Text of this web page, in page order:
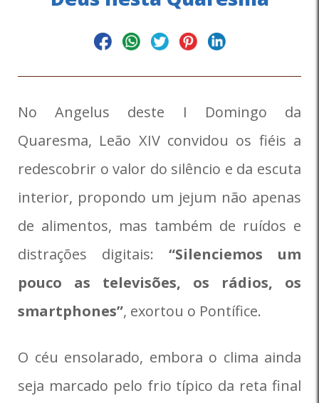
No Angelus deste I Domingo da
Quaresma, Leão XIV convidou os fiéis a
redescobrir o valor do silêncio e da escuta
interior, propondo um jejum não apenas
de alimentos, mas também de ruídos e
distrações digitais: “Silenciemos um
pouco as televisões, os rádios, os
smartphones”, exortou o Pontífice.
O céu ensolarado, embora o clima ainda
seja marcado pelo frio típico da reta final